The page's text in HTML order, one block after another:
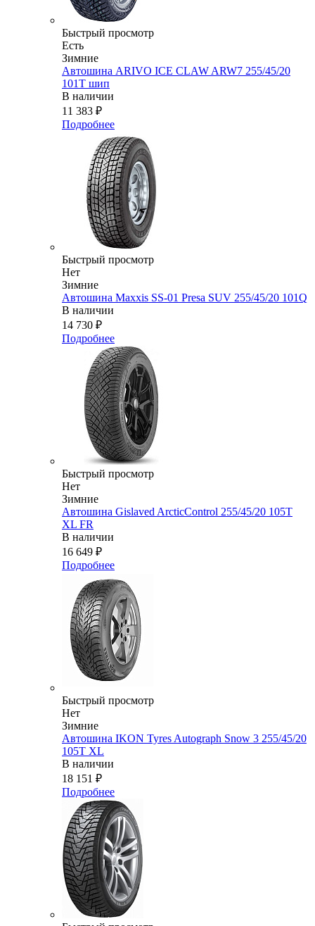
Быстрый просмотр
Есть
Зимние
Автошина ARIVO ICE CLAW ARW7 255/45/20
101T шип
В наличии
11 383 ₽
Подробнее
Быстрый просмотр
Нет
Зимние
Автошина Maxxis SS-01 Presa SUV 255/45/20 101Q
В наличии
14 730 ₽
Подробнее
Быстрый просмотр
Нет
Зимние
Автошина Gislaved ArcticControl 255/45/20 105T
XL FR
В наличии
16 649 ₽
Подробнее
Быстрый просмотр
Нет
Зимние
Автошина IKON Tyres Autograph Snow 3 255/45/20
105T XL
В наличии
18 151 ₽
Подробнее